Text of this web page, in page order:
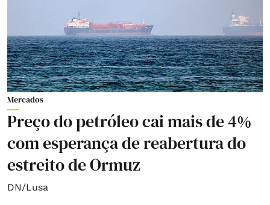
Mercados
Preço do petróleo cai mais de 4%
com esperança de reabertura do
estreito de Ormuz
DN/Lusa